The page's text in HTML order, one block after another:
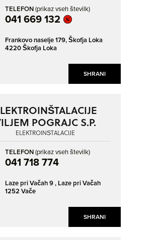
SHRANI
TELEFON(prikaz vseh številk)
041 669 132
Frankovo naselje 179,Škofja Loka
4220 Škofja Loka
SHRANI
POGRAJC S.P.
ELEKTROINŠTALACIJE
TELEFON(prikaz vseh številk)
041 718 774
Laze pri Vačah 9 , Laze pri Vačah
1252 Vače